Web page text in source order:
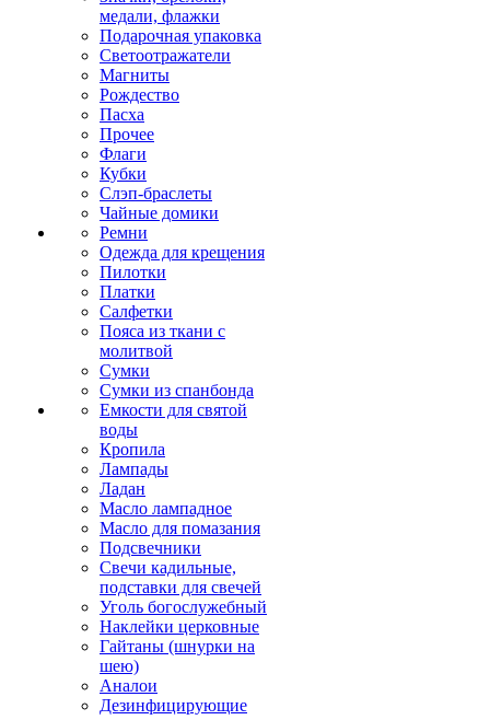
медали, флажки
Подарочная упаковка
Светоотражатели
Магниты
Рождество
Пасха
Прочее
Флаги
Кубки
Слэп-браслеты
Чайные домики
Ремни
Одежда для крещения
Пилотки
Платки
Салфетки
Пояса из ткани с
молитвой
Сумки
Сумки из спанбонда
Емкости для святой
воды
Кропила
Лампады
Ладан
Масло лампадное
Масло для помазания
Подсвечники
Свечи кадильные,
подставки для свечей
Уголь богослужебный
Наклейки церковные
Гайтаны (шнурки на
шею)
Аналои
Дезинфицирующие